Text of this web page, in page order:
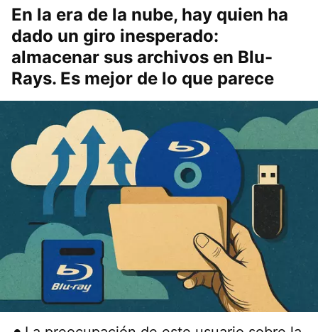
En la era de la nube, hay quien ha
dado un giro inesperado:
almacenar sus archivos en Blu-
Rays. Es mejor de lo que parece